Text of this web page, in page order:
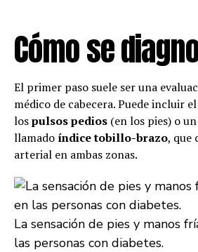
Cómo se
El primer paso suele ser una
médico de cabecera. Puede incluir
lospulsos pedios (en los pies) o
llamado índice tobillo-brazo, que
arterial en ambas zonas.
La sensación de pies y manos
las personas con diabetes.